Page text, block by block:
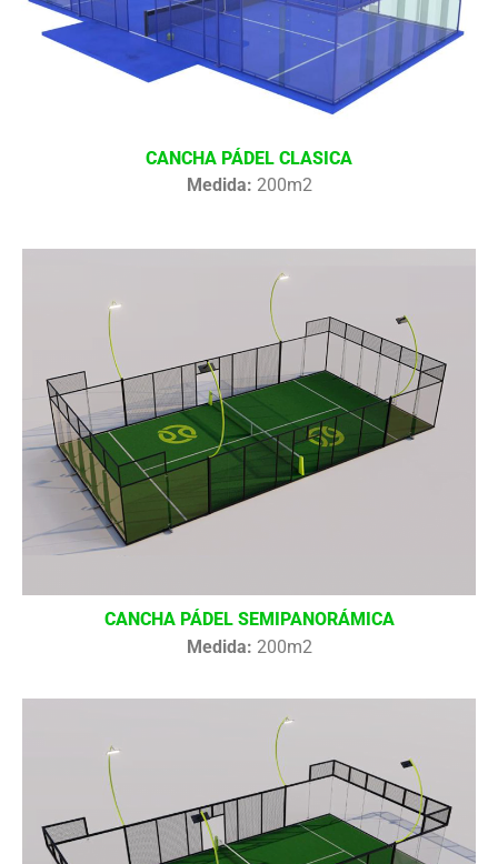
CANCHA PÁDEL CLASICA
Medida: 200m2
CANCHA PÁDEL SEMIPANORÁMICA
Medida: 200m2